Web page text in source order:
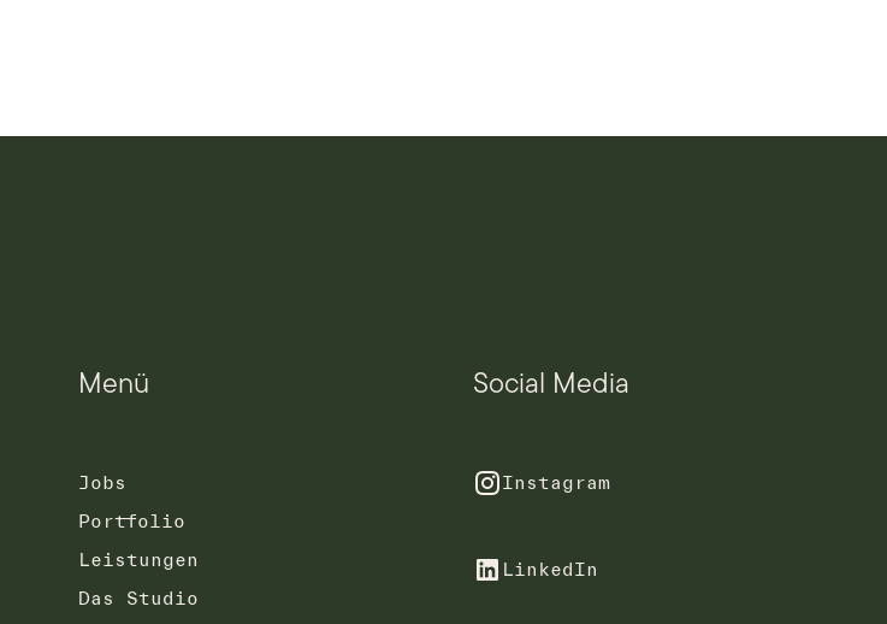
Menü
Jobs
Portfolio
Leistungen
Das Studio
Social Media
Instagram
LinkedIn